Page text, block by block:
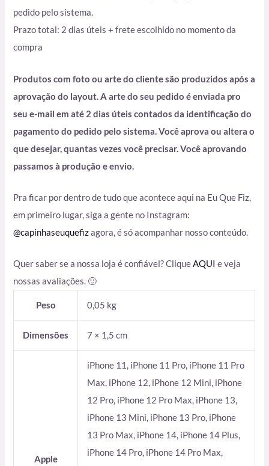
pedido pelo sistema.
Prazo total: 2 dias úteis + frete escolhido no momento da
compra
Produtos com foto ou arte do cliente são produzidos após a
aprovação do layout. A arte do seu pedido é enviada pro
seu e-mail em até 2 dias úteis contados da identificação do
pagamento do pedido pelo sistema. Você aprova ou altera o
que desejar, quantas vezes você precisar. Você aprovando
passamos à produção e envio.
Pra ficar por dentro de tudo que acontece aqui na Eu Que Fiz,
em primeiro lugar, siga a gente no Instagram:
@capinhaseuquefizagora, é só acompanhar nosso conteúdo.
Quer saber se a nossa loja é confiável? CliqueAQUI e veja
nossas avaliações. 🙂
Peso 0,05 kg
Dimensões 7 × 1,5 cm
Apple
iPhone 11, iPhone 11 Pro, iPhone 11 Pro
Max, iPhone 12, iPhone 12 Mini, iPhone
12 Pro, iPhone 12 Pro Max, iPhone 13,
iPhone 13 Mini, iPhone 13 Pro, iPhone
13 Pro Max, iPhone 14, iPhone 14 Plus,
iPhone 14 Pro, iPhone 14 Pro Max,